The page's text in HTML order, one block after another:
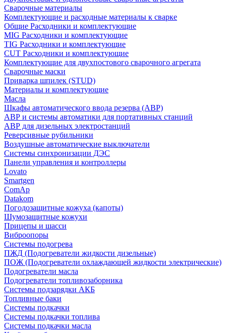
Сварочные материалы
Комплектующие и расходные материалы к сварке
Общие Расходники и комплектующие
MIG Расходники и комплектующие
TIG Расходники и комплектующие
CUT Расходники и комплектующие
Комплектующие для двухпостового сварочного агрегата
Сварочные маски
Приварка шпилек (STUD)
Материалы и комплектующие
Масла
Шкафы автоматического ввода резерва (АВР)
АВР и системы автоматики для портативных станций
АВР для дизельных электростанций
Реверсивные рубильники
Воздушные автоматические выключатели
Системы синхронизации ДЭС
Панели управления и контроллеры
Lovato
Smartgen
ComAp
Datakom
Погодозащитные кожуха (капоты)
Шумозащитные кожухи
Прицепы и шасси
Виброопоры
Системы подогрева
ПЖД (Подогреватели жидкости дизельные)
ПОЖ (Подогреватели охлаждающей жидкости электрические)
Подогреватели масла
Подогреватели топливозаборника
Системы подзарядки АКБ
Топливные баки
Системы подкачки
Системы подкачки топлива
Системы подкачки масла